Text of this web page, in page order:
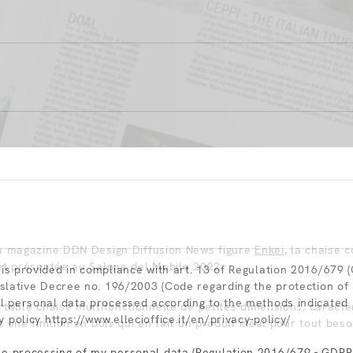
magazine DDN Design Diffusion News figureEnkei, la chaise
présentée au Salone del Mobile 2022.
chaise multifonctionnelle de petites dimensions,
une finition en bois qui en fait un produit idéal pour tout
provided in compliance with art. 13 of Regulation 2016/679
Decree no. 196/2003 (Code regarding the protection of
personal data processed according to the methods indicated
policyhttps://www.ellecioffice.it/en/privacy-policy/